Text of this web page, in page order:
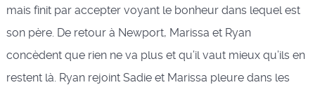
mais finit par accepter voyant le bonheur dans lequel est
son père. De retour à Newport, Marissa et Ryan
concèdent que rien ne va plus et qu’il vaut mieux qu’ils en
restent là. Ryan rejoint Sadie et Marissa pleure dans les